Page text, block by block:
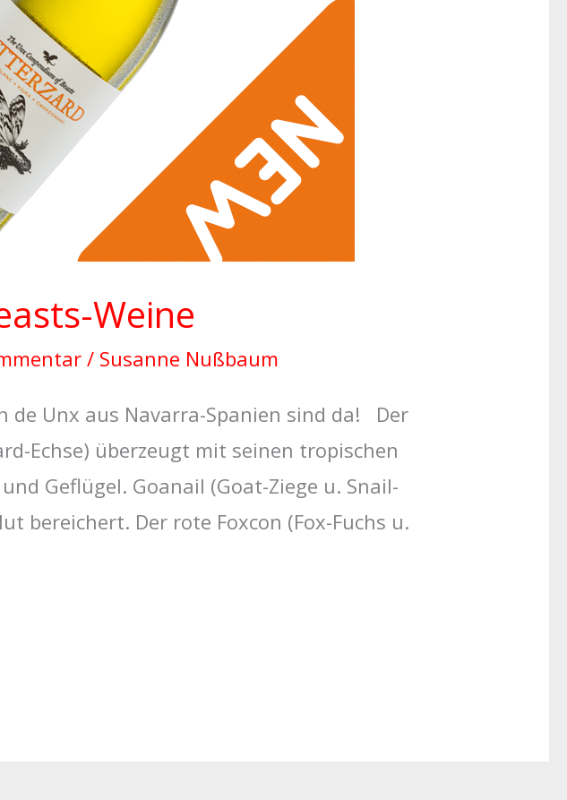
Weine
/ Susanne Nußbaum
de Unx aus Navarra-Spanien sind da! Der
Echse) überzeugt mit seinen tropischen
Geflügel. Goanail (Goat-Ziege u. Snail-
bereichert. Der rote Foxcon (Fox-Fuchs u.